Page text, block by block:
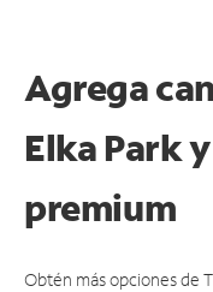
Agrega
Elka Park
premium
Obtén más opciones de